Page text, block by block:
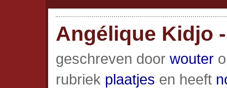
Angélique Kidjo
geschreven door wouter
rubriek plaatjes en heeft